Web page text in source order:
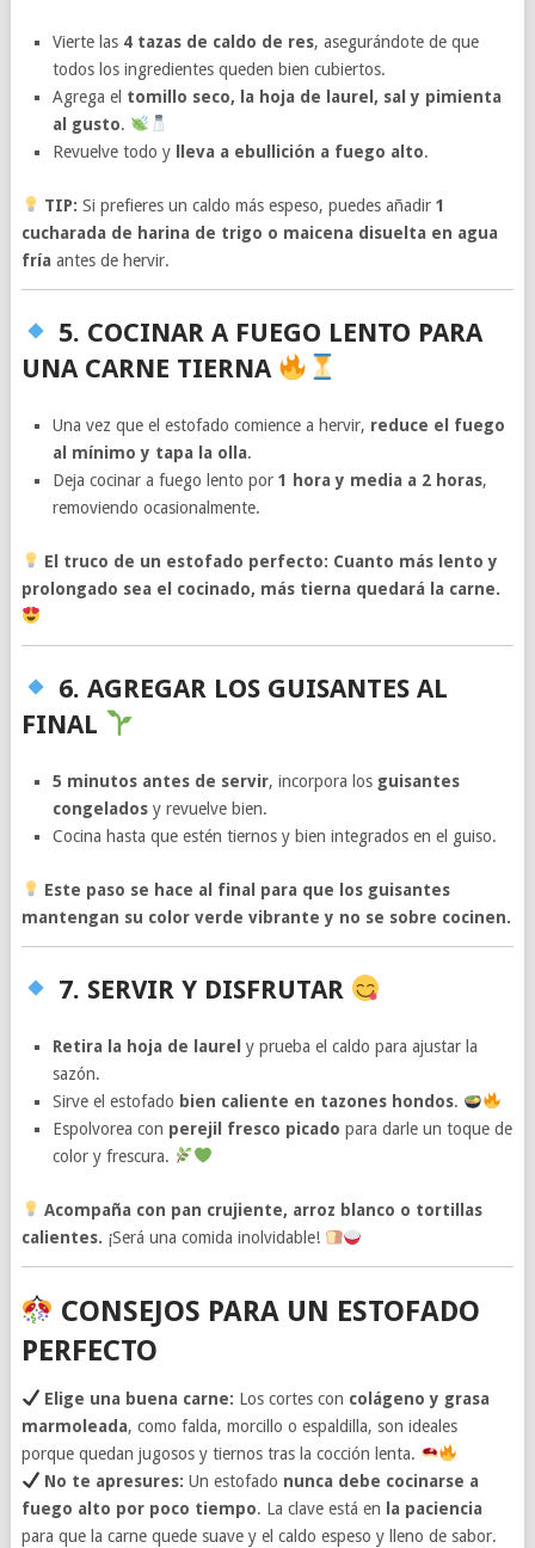
Vierte las 4 tazas de caldo de res, asegurándote de que
todos los ingredientes queden bien cubiertos.
Agrega el tomillo seco, la hoja de laurel, sal y pimienta
al gusto.
Revuelve todo y lleva a ebullición a fuego alto.
TIP: Si prefieres un caldo más espeso, puedes añadir1
cucharada de harina de trigo o maicena disuelta en agua
fría antes de hervir.
5. COCINAR A FUEGO LENTO PARA
UNA CARNE TIERNA
Una vez que el estofado comience a hervir, reduce el fuego
al mínimo y tapa la olla.
Deja cocinar a fuego lento por1 hora y media a 2 horas,
removiendo ocasionalmente.
El truco de un estofado perfecto: Cuanto más lento y
prolongado sea el cocinado, más tierna quedará la carne.
6. AGREGAR LOS GUISANTES AL
FINAL
5 minutos antes de servir, incorpora los guisantes
congelados y revuelve bien.
Cocina hasta que estén tiernos y bien integrados en el guiso.
Este paso se hace al final para que los guisantes
mantengan su color verde vibrante y no se sobre cocinen.
7. SERVIR Y DISFRUTAR
Retira la hoja de laurel y prueba el caldo para ajustar la
sazón.
Sirve el estofado bien caliente en tazones hondos.
Espolvorea con perejil fresco picado para darle un toque de
color y frescura.
Acompaña con pan crujiente, arroz blanco o tortillas
calientes. ¡Será una comida inolvidable!
CONSEJOS PARA UN ESTOFADO
PERFECTO
Elige una buena carne: Los cortes con colágeno y grasa
marmoleada, como falda, morcillo o espaldilla, son ideales
porque quedan jugosos y tiernos tras la cocción lenta.
No te apresures: Un estofado nunca debe cocinarse a
fuego alto por poco tiempo. La clave está en la paciencia
para que la carne quede suave y el caldo espeso y lleno de sabor.